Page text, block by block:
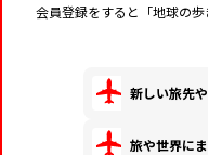
会員登録をすると「地球の
新しい旅先
旅や世界に